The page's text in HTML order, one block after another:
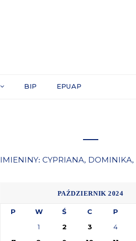
BIP EPUAP
IMIENINY: CYPRIANA, DOMINIKA,
PAŹDZIERNIK 2024
P W Ś C P
1
2 3 4